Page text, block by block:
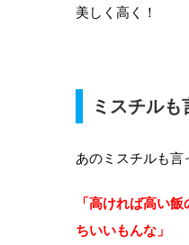
美しく高く！
ミスチル
あのミスチルも言
「高ければ高い
ちいいもんな」